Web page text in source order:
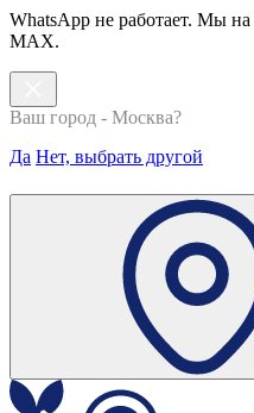
WhatsApp не работает. Мы
MAX.
Ваш город - Москва?
Да Нет, выбрать другой